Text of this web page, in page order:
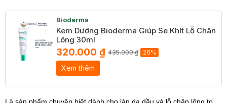
Bioderma
Kem Dưỡng Bioderma Giúp Se Khít Lỗ Chân
Lông 30ml
320.000 ₫ 435.000 ₫ 26%
Xem thêm
Là sản phẩm chuyên biệt dành cho làn da dầu và lỗ chân lông to,